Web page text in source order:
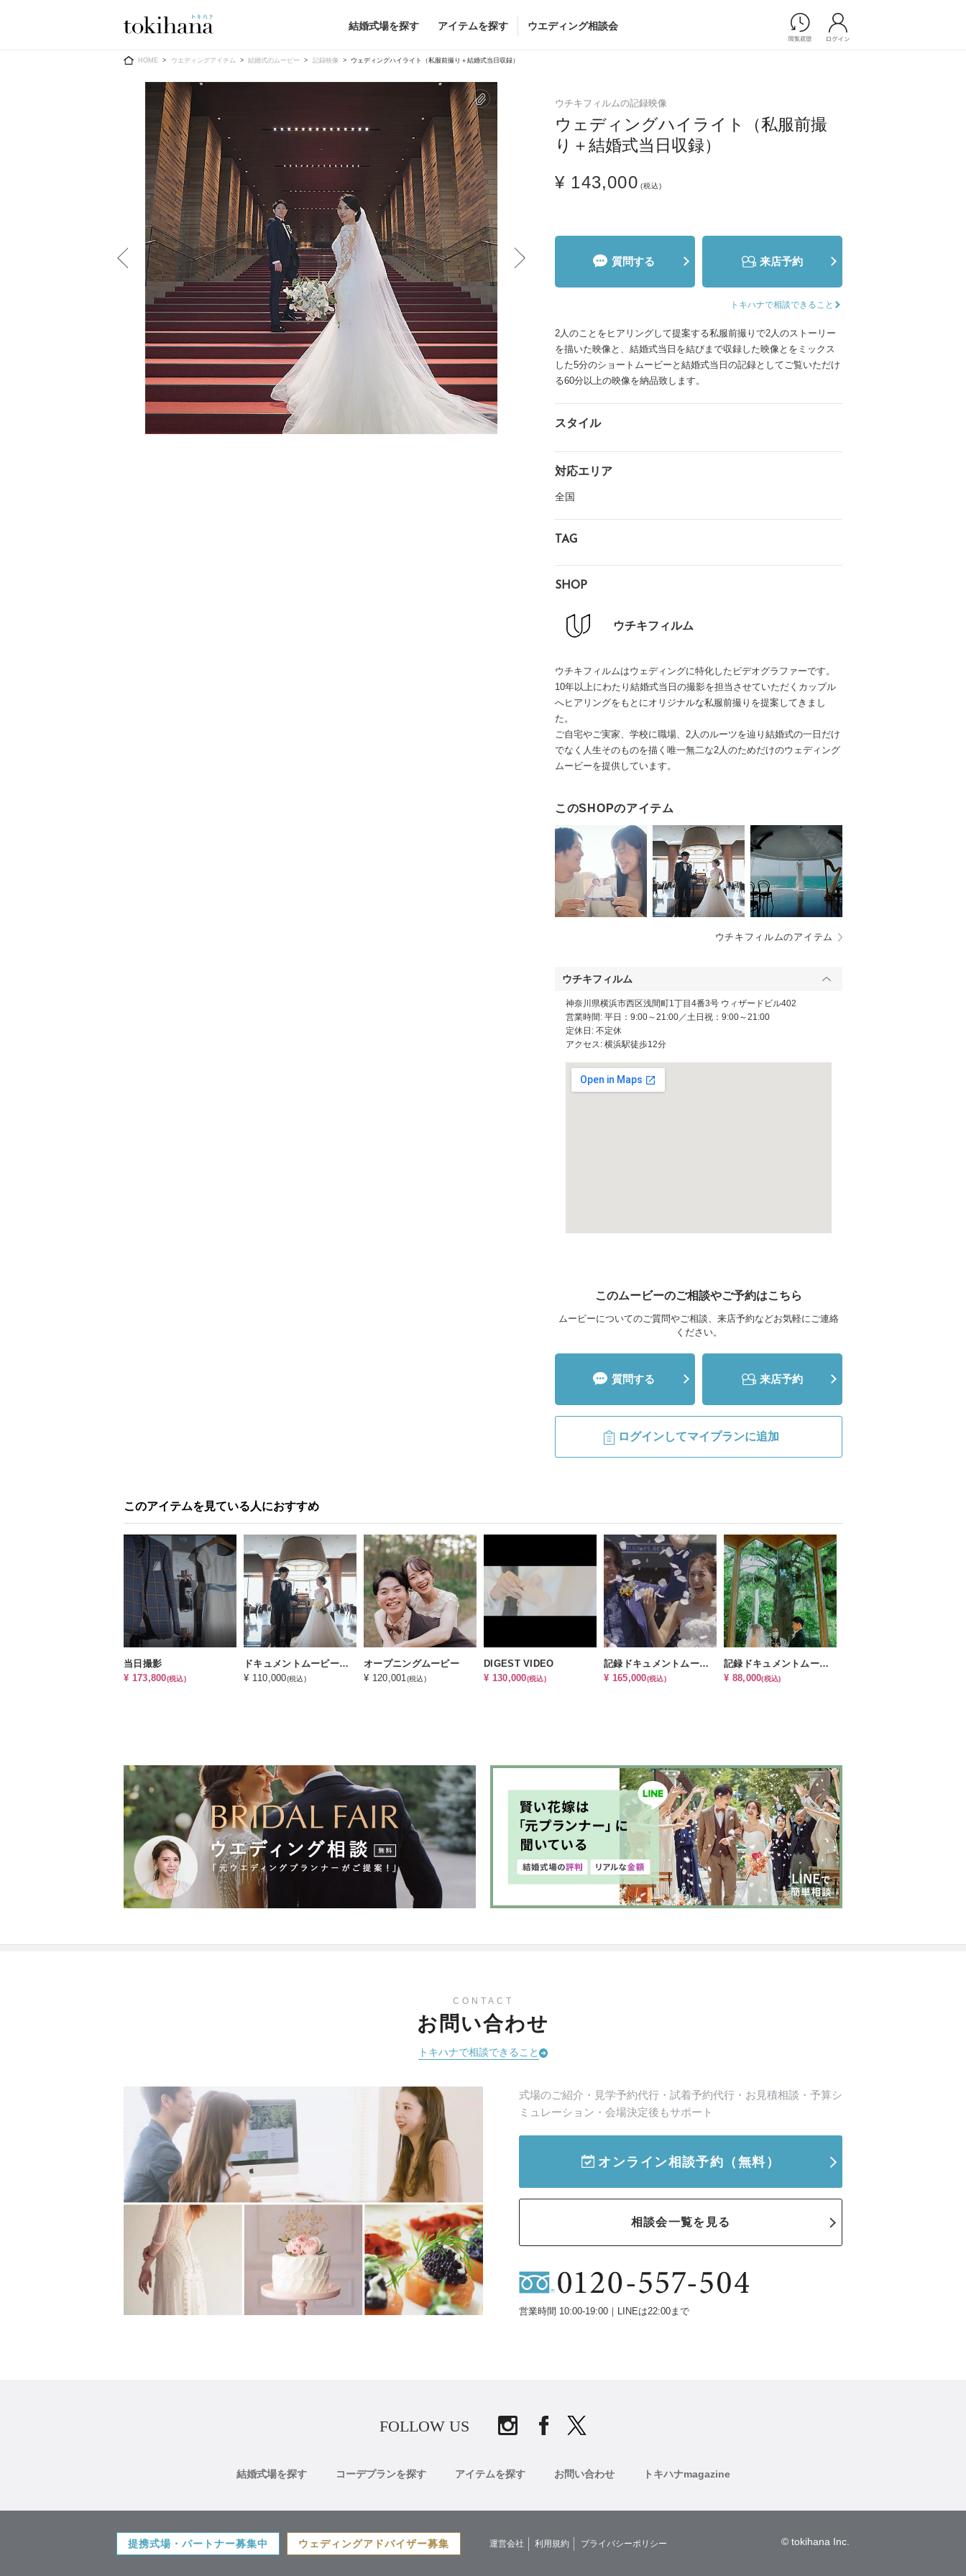
結婚式場を探す アイテムを探す
Ring
婚約指輪
結婚指輪
すべてのアイテム
指輪ショップ一覧
Dress
ウエディングドレス
（メーカー直
送）
カラードレス
カラードレス （メーカー直送）
和装
メンズ
メンズ （メーカー直送）
小物
すべてのアイテム
ドレスショップ一覧
Flower
ブーケ
会場装花
すべてのアイテム
フラワーショップ一覧
ブライダルエステ
ヘア&メイクショップ一覧
家族フォト/ペット撮影
演出映像
記録映像
すべてのアイテム
ムービーショップ一覧
ウエディング相談会
HOME ウエディングアイテム 結婚式のムービー 記録映像 ウェディングハイライト（私服前撮り＋結婚式当日収録）
ウチキフィルムの記録映像
ウェディングハイライト（私服前撮
り＋結婚式当日収録）
¥ 143,000 (税込)
質問する 来店予約
トキハナで相談できること
2人のことをヒアリングして提案する私服前撮りで2人のストーリー
を描いた映像と、結婚式当日を結びまで収録した映像とをミックス
した5分のショートムービーと結婚式当日の記録としてご覧いただけ
る60分以上の映像を納品致します。
スタイル
対応エリア
全国
TAG
SHOP
ウチキフィルム
ウチキフィルムはウェディングに特化したビデオグラファーです。
10年以上にわたり結婚式当日の撮影を担当させていただくカップル
へヒアリングをもとにオリジナルな私服前撮りを提案してきまし
た。
ご自宅やご実家、学校に職場、2人のルーツを辿り結婚式の一日だけ
でなく人生そのものを描く唯一無二な2人のためだけのウェディング
ムービーを提供しています。
このSHOPのアイテム
ウチキフィルムのアイテム
ウチキフィルム
神奈川県横浜市西区浅間町1丁目4番3号 ウィザードビル402
営業時間: 平日：9:00～21:00／土日祝：9:00～21:00
定休日: 不定休
アクセス: 横浜駅徒歩12分
このムービーのご相談やご予約はこちら
ムービーについてのご質問やご相談、来店予約などお気軽にご連絡
ください。
質問する 来店予約
ログインしてマイプランに追加
このアイテムを見ている人におすすめ
当日撮影
¥ 173,800(税込)
ドキュメントムービー（結婚式当日記録）
¥ 110,000(税込)
オープニングムービー
¥ 120,001(税込)
DIGEST VIDEO
¥ 130,000(税込)
記録ドキュメントムービー（挙式・披露宴）
¥ 165,000(税込)
記録ドキュメントムービー（挙式のみ）
¥ 88,000(税込)
CONTACT
お問い合わせ
トキハナで相談できること
式場のご紹介・見学予約代行・試着予約代行・お見積相談・予算シ
ミュレーション・会場決定後もサポート
オンライン相談予約 （無料）
相談会一覧を見る
営業時間 10:00-19:00｜LINEは22:00まで
FOLLOW US
結婚式場を探す コーデプランを探す アイテムを探す お問い合わせ トキハナmagazine
提携式場・パートナー募集中 ウェディングアドバイザー募集 運営会社 利用規約 プライバシーポリシー © tokihana Inc.